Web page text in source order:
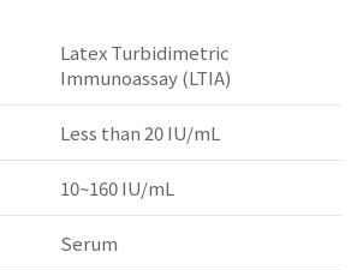
Latex Turbidimetric
Immunoassay (LTIA)
Less than 20 IU/mL
10~160 IU/mL
Serum